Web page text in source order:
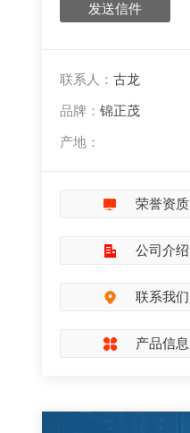
发送信件
联系人：古龙
品牌：锦正茂
产地：
荣誉资质
公司介绍
联系我们
产品信息